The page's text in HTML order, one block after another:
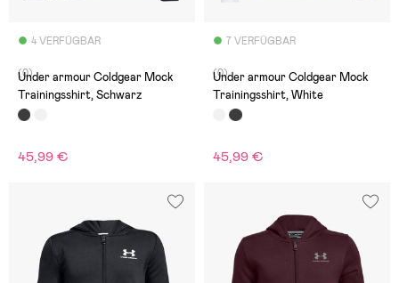
4 VERFÜGBAR
(0)
Under armour Coldgear Mock
Trainingsshirt, Schwarz
45,99 €
7 VERFÜGBAR
(0)
Under armour Coldgear Mock
Trainingsshirt, White
45,99 €